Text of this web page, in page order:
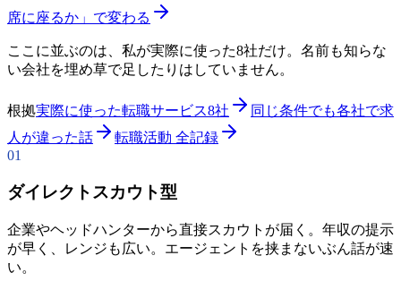
席に座るか」で変わる
ここに並ぶのは、私が実際に使った8社だけ。名前も知らな
い会社を埋め草で足したりはしていません。
根拠実際に使った転職サービス8社
同じ条件でも各社で求
人が違った話
転職活動 全記録
01
ダイレクトスカウト型
企業やヘッドハンターから直接スカウトが届く。年収の提示
が早く、レンジも広い。エージェントを挟まないぶん話が速
い。